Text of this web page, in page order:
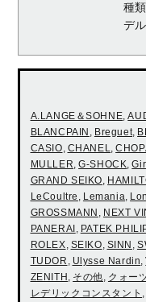
種
デ
A.LANGE＆SOHNE,
BLANCPAIN , Breguet,
CASIO, CHANEL,
MULLER,G-SHOCK,
GRAND SEIKO,
LeCoultre , Lemania,
GROSSMANN , NEXT
PANERAI , PATEK
ROLEX, SEIKO, SINN ,
TUDOR , Ulysse Nardin,
ZENITH , その他, クォー
レデリックコンスタント ,